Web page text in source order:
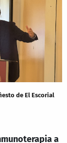
de El Escorial
a